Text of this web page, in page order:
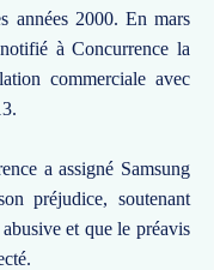
années 2000. En mars
à Concurrence la
commerciale avec
a assigné Samsung
préjudice, soutenant
et que le préavis